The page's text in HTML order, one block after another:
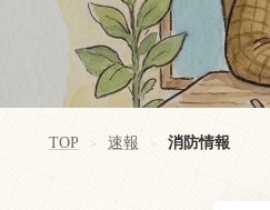
TOP > 速報 > 消防情報